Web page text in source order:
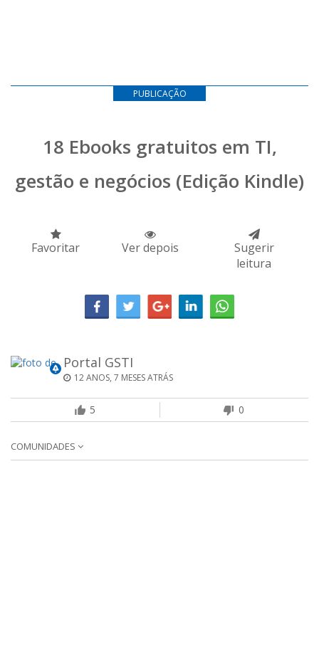
PUBLICAÇÃO
18 Ebooks gratuitos em TI,
gestão e negócios (Edição Kindle)
Favoritar Ver depois
Sugerir
leitura
Portal GSTI
12 ANOS, 7 MESES ATRÁS
5 0
COMUNIDADES